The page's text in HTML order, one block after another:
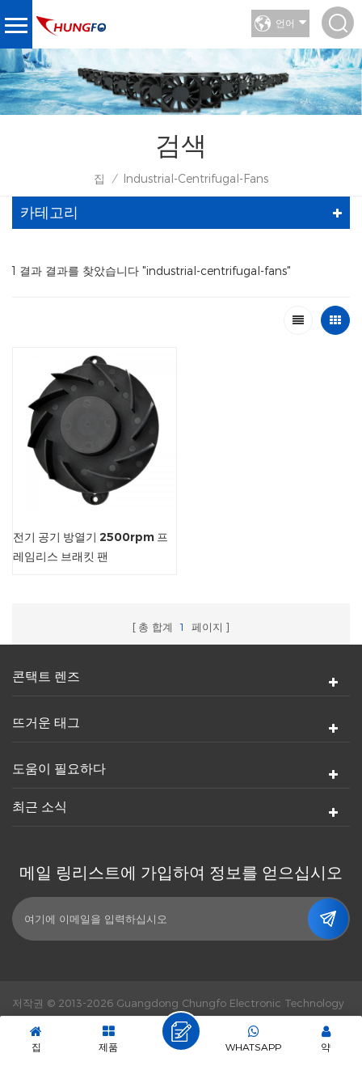
언어
검색
집 / Industrial-Centrifugal-Fans
카테고리
1 결과 결과를 찾았습니다 "industrial-centrifugal-fans"
전기 공기 방열기 2500rpm 프
레임리스 브래킷 팬
총 합계 1 페이지
콘택트 렌즈
뜨거운 태그
도움이 필요하다
최근 소식
메일 링리스트에 가입하여 정보를 얻으십시오
저작권 © 2013-2026 Guangdong Chungfo Electronic Technology
dyyseo.com
Sitemap. XML | 개인 정보 정책 |IPv6 네트워크 지원
집 제품 약
WHATSAPP